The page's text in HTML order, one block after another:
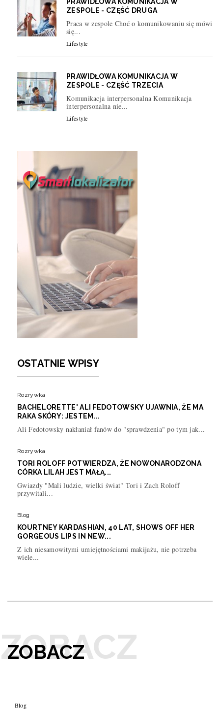
ZESPOLE - CZĘŚĆ DRUGA
Praca w zespole Choć o komunikowaniu się mówi
się...
Lifestyle
PRAWIDŁOWA KOMUNIKACJA W
ZESPOLE - CZĘŚĆ TRZECIA
Komunikacja interpersonalna Komunikacja
interpersonalna nie...
Lifestyle
OSTATNIE WPISY
Rozrywka
BACHELORETTE' ALI FEDOTOWSKY UJAWNIA, ŻE MA
RAKA SKÓRY: JESTEM...
Ali Fedotowsky nakłaniał fanów do "sprawdzenia" po tym jak...
Rozrywka
TORI ROLOFF POTWIERDZA, ŻE NOWONARODZONA
CÓRKA LILAH JEST MAŁĄ...
Gwiazdy "Mali ludzie, wielki świat" Tori i Zach Roloff
przywitali...
Blog
KOURTNEY KARDASHIAN, 40 LAT, SHOWS OFF HER
GORGEOUS LIPS IN NEW...
Z ich niesamowitymi umiejętnościami makijażu, nie potrzeba
wiele...
ZOBACZ
Blog